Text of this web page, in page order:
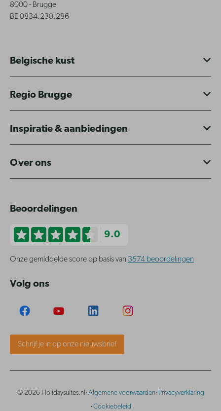
8000 - Brugge
BE 0834.230.286
Belgische kust
Regio Brugge
Inspiratie & aanbiedingen
Over ons
Beoordelingen
9.0
Onze gemiddelde score op basis van 3574 beoordelingen
Volg ons
Schrijf je in op onze nieuwsbrief
© 2026 Holidaysuites.nl ·Algemene voorwaarden· Privacyverklaring
·Cookiebeleid